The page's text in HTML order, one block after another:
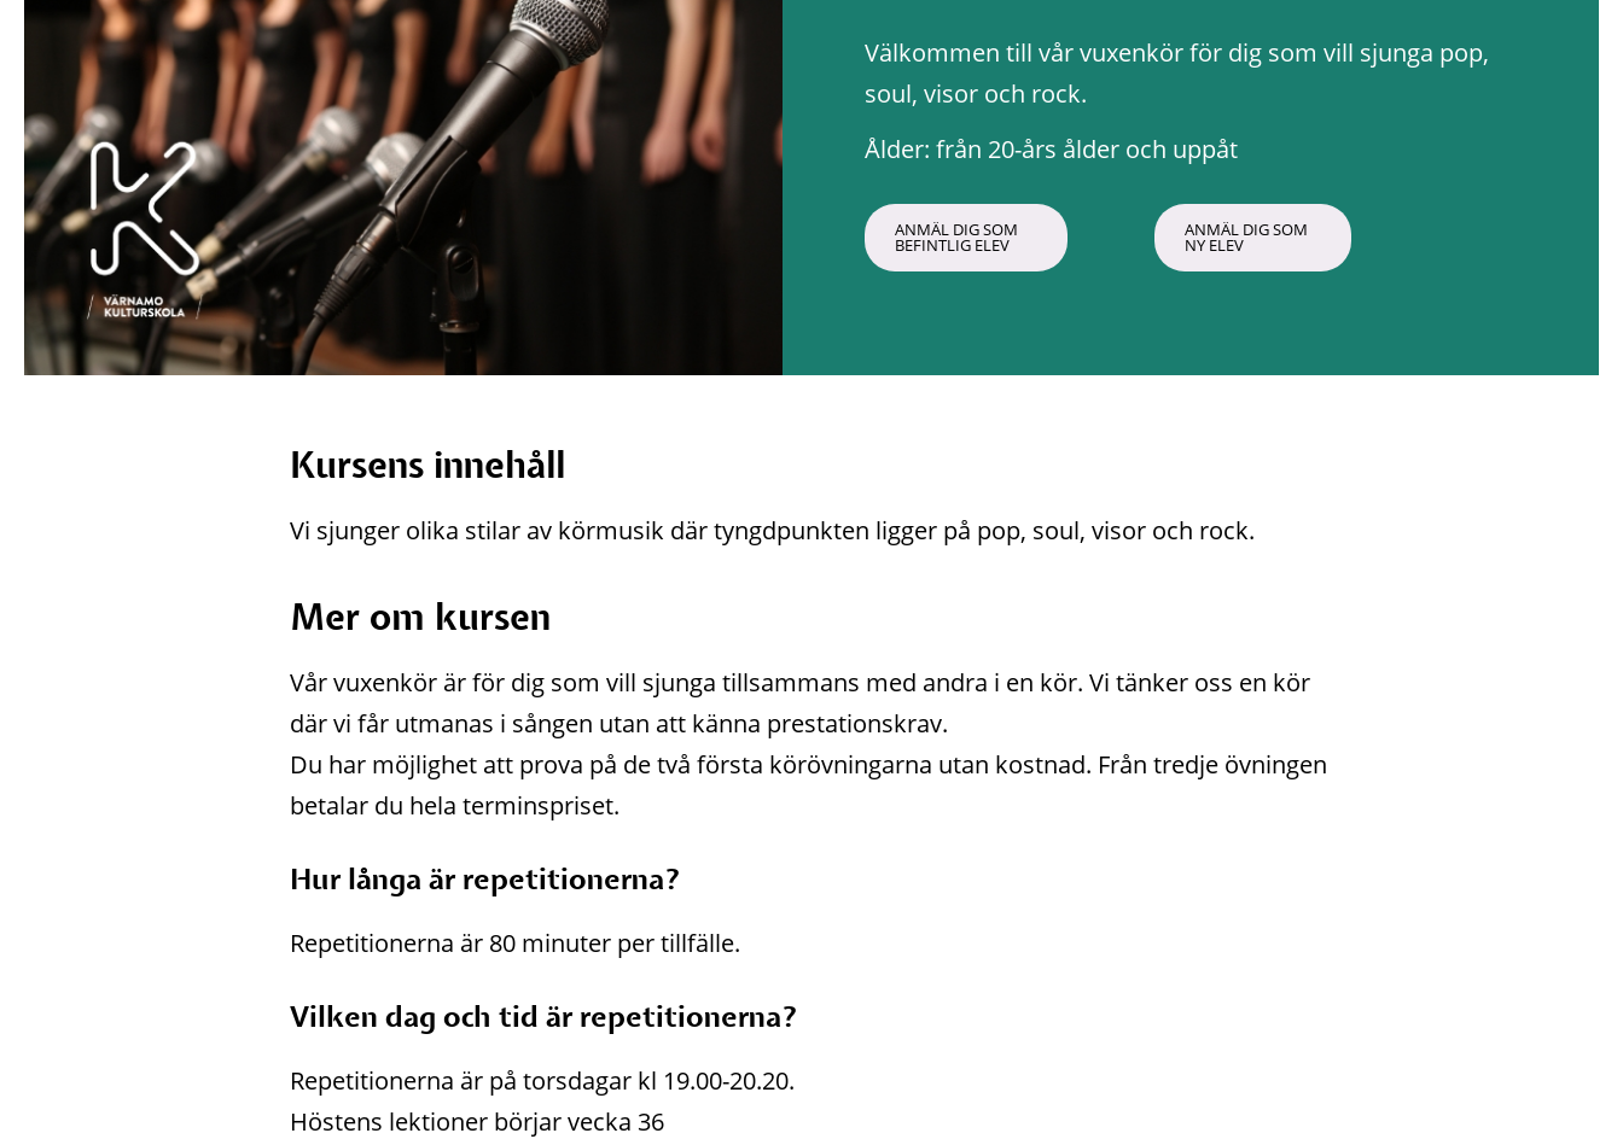
Välkommen till vår vuxenkör för dig som vill sjunga pop,
soul, visor och rock.
Ålder: från 20-års ålder och uppåt
ANMÄL DIG SOM
BEFINTLIG ELEV
ANMÄL DIG SOM
NY ELEV
Kursens innehåll
Vi sjunger olika stilar av körmusik där tyngdpunkten ligger på pop, soul, visor och rock.
Mer om kursen
Vår vuxenkör är för dig som vill sjunga tillsammans med andra i en kör. Vi tänker oss en kör
där vi får utmanas i sången utan att känna prestationskrav.
Du har möjlighet att prova på de två första körövningarna utan kostnad. Från tredje övningen
betalar du hela terminspriset.
Hur långa är repetitionerna?
Repetitionerna är 80 minuter per tillfälle.
Vilken dag och tid är repetitionerna?
Repetitionerna är på torsdagar kl 19.00-20.20.
Höstens lektioner börjar vecka 36